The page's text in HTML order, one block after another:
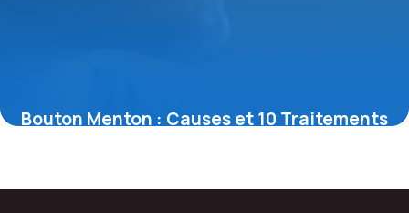
Bouton Menton : Causes et 10 Traitements